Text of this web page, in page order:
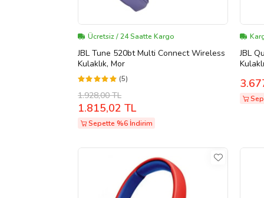
Ücretsiz / 24 Saatte Kargo
JBL Tune 520bt Multi Connect Wireless
Kulaklık, Mor
(5)
1.928,00 TL
1.815,02 TL
Sepette %6 İndirim
JBL